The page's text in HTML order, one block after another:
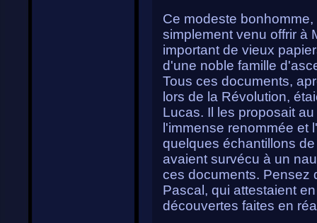
Ce modeste
simplement venu offrir à
important de vieux
d'une noble famille
Tous ces documents,
lors de la Révolution,
Lucas. Il les proposait
l'immense renommée et
quelques échantillons
avaient survécu à un
ces documents. Pensez
Pascal, qui attestaient
découvertes faites en